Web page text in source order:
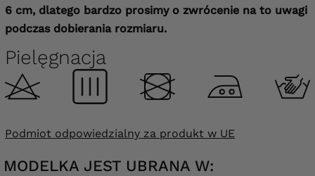
6 cm, dlatego bardzo prosimy o zwrócenie na to uwagi
podczas dobierania rozmiaru.
Pielęgnacja
Podmiot odpowiedzialny za produkt w UE
MODELKA JEST UBRANA W: